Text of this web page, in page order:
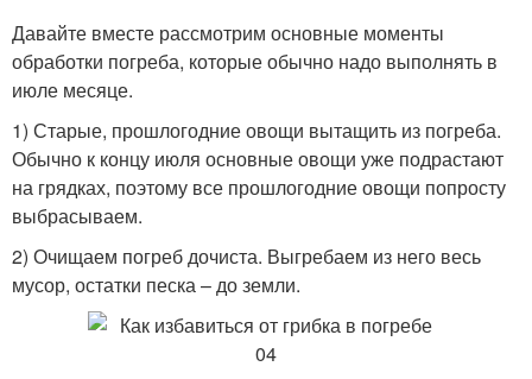
Давайте вместе рассмотрим основные моменты
обработки погреба, которые обычно надо выполнять в
июле месяце.
1) Старые, прошлогодние овощи вытащить из погреба.
Обычно к концу июля основные овощи уже подрастают
на грядках, поэтому все прошлогодние овощи попросту
выбрасываем.
2) Очищаем погреб дочиста. Выгребаем из него весь
мусор, остатки песка – до земли.